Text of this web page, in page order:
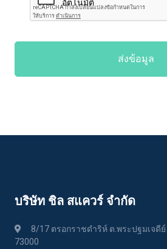
ส่งข้อมูล
บริษัท ชิล สแควร์ จำกัด
8/17 ตรอกราชดำริห์ ต.พระปฐมเจดี
73000